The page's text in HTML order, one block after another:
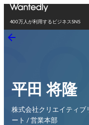
400万人が利用するビジネスSNS
平田 将隆
株式会社クリエイティブ
ート / 営業本部